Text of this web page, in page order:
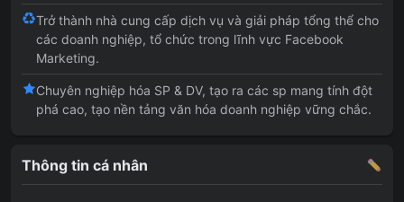
Trở thành nhà cung cấp dịch vụ và giải pháp tổng thể cho
các doanh nghiệp, tổ chức trong lĩnh vực Facebook
Marketing.
Chuyên nghiệp hóa SP & DV, tạo ra các sp mang tính đột
phá cao, tạo nền tảng văn hóa doanh nghiệp vững chắc.
Thông tin cá nhân